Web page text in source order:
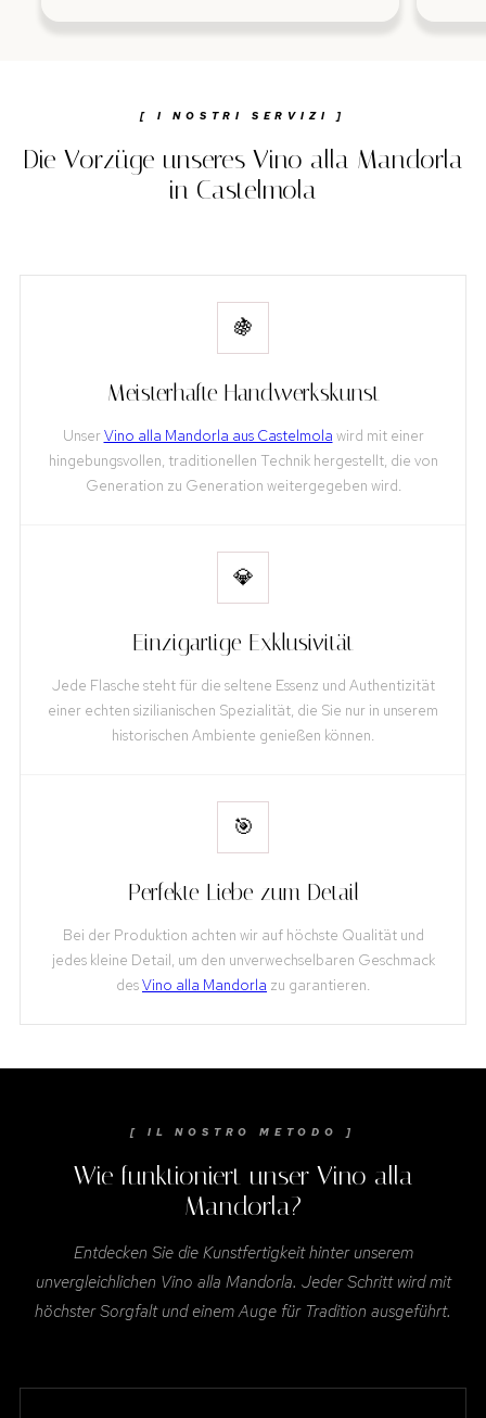
[ I NOSTRI SERVIZI ]
Die Vorzüge unseres Vino alla Mandorla
in Castelmola
🍇
Meisterhafte Handwerkskunst
UnserVino alla Mandorla aus Castelmola wird mit einer
hingebungsvollen, traditionellen Technik hergestellt, die von
Generation zu Generation weitergegeben wird.
💎
Einzigartige Exklusivität
Jede Flasche steht für die seltene Essenz und Authentizität
einer echten sizilianischen Spezialität, die Sie nur in unserem
historischen Ambiente genießen können.
🎯
Perfekte Liebe zum Detail
Bei der Produktion achten wir auf höchste Qualität und
jedes kleine Detail, um den unverwechselbaren Geschmack
desVino alla Mandorla zu garantieren.
[ IL NOSTRO METODO ]
Wie funktioniert unser Vino alla
Mandorla?
Entdecken Sie die Kunstfertigkeit hinter unserem
unvergleichlichen Vino alla Mandorla. Jeder Schritt wird mit
höchster Sorgfalt und einem Auge für Tradition ausgeführt.